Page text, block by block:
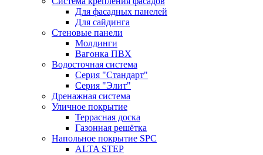
Для фасадных панелей
Для сайдинга
Стеновые панели
Молдинги
Вагонка ПВХ
Водосточная система
Серия "Стандарт"
Серия "Элит"
Дренажная система
Уличное покрытие
Террасная доска
Газонная решётка
Напольное покрытие SPC
ALTA STEP